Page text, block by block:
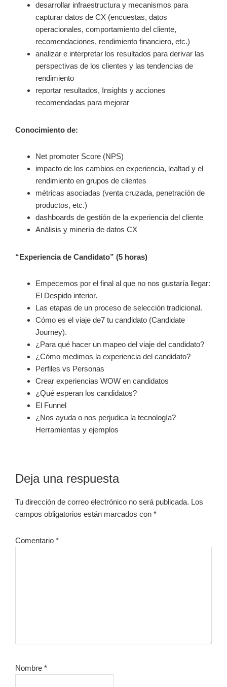
desarrollar infraestructura y mecanismos para
capturar datos de CX (encuestas, datos
operacionales, comportamiento del cliente,
recomendaciones, rendimiento financiero, etc.)
analizar e interpretar los resultados para derivar las
perspectivas de los clientes y las tendencias de
rendimiento
reportar resultados, Insights y acciones
recomendadas para mejorar
Conocimiento de:
Net promoter Score (NPS)
impacto de los cambios en experiencia, lealtad y el
rendimiento en grupos de clientes
métricas asociadas (venta cruzada, penetración de
productos, etc.)
dashboards de gestión de la experiencia del cliente
Análisis y minería de datos CX
“Experiencia de Candidato” (5 horas)
Empecemos por el final al que no nos gustaría llegar:
El Despido interior.
Las etapas de un proceso de selección tradicional.
Cómo es el viaje de7 tu candidato (Candidate
Journey).
¿Para qué hacer un mapeo del viaje del candidato?
¿Cómo medimos la experiencia del candidato?
Perfiles vs Personas
Crear experiencias WOW en candidatos
¿Qué esperan los candidatos?
El Funnel
¿Nos ayuda o nos perjudica la tecnología?
Herramientas y ejemplos
Interacciones
con
los
Deja una respuesta
Tu dirección de correo electrónico no será publicada. Los
campos obligatorios están marcados con *
Comentario *
Nombre *